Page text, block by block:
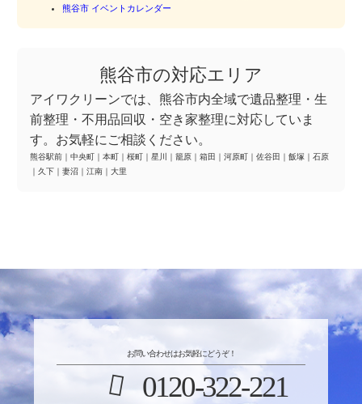
熊谷市 イベントカレンダー
熊谷市の対応エリア
アイワクリーンでは、熊谷市内全域で遺品整理・生
前整理・不用品回収・空き家整理に対応していま
す。お気軽にご相談ください。
熊谷駅前 ｜ 中央町 ｜ 本町 ｜ 桜町 ｜ 星川 ｜ 籠原 ｜ 箱田 ｜ 河原町 ｜ 佐谷田 ｜ 飯塚 ｜ 石原
｜ 久下 ｜ 妻沼 ｜ 江南 ｜ 大里
お問い合わせはお気軽にどうぞ！
0120-322-221